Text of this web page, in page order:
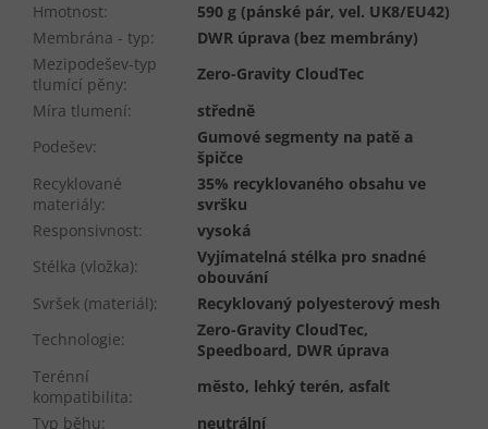
Hmotnost:
590 g (pánské pár, vel. UK8/EU42)
Membrána - typ:
DWR úprava (bez membrány)
Mezipodešev-typ
tlumící pěny:
Zero-Gravity CloudTec
Míra tlumení:
středně
Podešev:
Gumové segmenty na patě a
špičce
Recyklované
materiály:
35% recyklovaného obsahu ve
svršku
Responsivnost:
vysoká
Stélka (vložka):
Vyjímatelná stélka pro snadné
obouvání
Svršek (materiál):
Recyklovaný polyesterový mesh
Technologie:
Zero-Gravity CloudTec,
Speedboard, DWR úprava
Terénní
kompatibilita:
město, lehký terén, asfalt
Typ běhu:
neutrální